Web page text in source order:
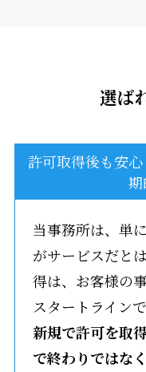
選ば
許可取得後も安
当事務所は、単
がサービスだと
得は、お客様の
スタートラインで
新規で許可を取
で終わりではな